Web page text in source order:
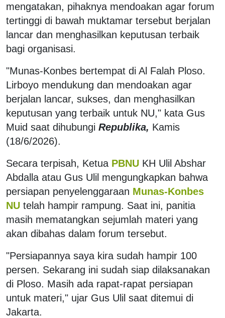
mengatakan, pihaknya mendoakan agar forum
tertinggi di bawah muktamar tersebut berjalan
lancar dan menghasilkan keputusan terbaik
bagi organisasi.
"Munas-Konbes bertempat di Al Falah Ploso.
Lirboyo mendukung dan mendoakan agar
berjalan lancar, sukses, dan menghasilkan
keputusan yang terbaik untuk NU," kata Gus
Muid saat dihubungi Republika, Kamis
(18/6/2026).
Secara terpisah, Ketua PBNU KH Ulil Abshar
Abdalla atau Gus Ulil mengungkapkan bahwa
persiapan penyelenggaraan Munas-Konbes
NU telah hampir rampung. Saat ini, panitia
masih mematangkan sejumlah materi yang
akan dibahas dalam forum tersebut.
"Persiapannya saya kira sudah hampir 100
persen. Sekarang ini sudah siap dilaksanakan
di Ploso. Masih ada rapat-rapat persiapan
untuk materi," ujar Gus Ulil saat ditemui di
Jakarta.